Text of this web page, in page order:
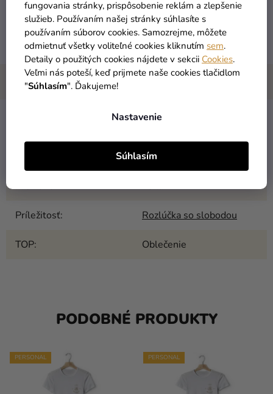
fungovania stránky, prispôsobenie reklám a zlepšenie
služieb. Používaním našej stránky súhlasíte s
používaním súborov cookies. Samozrejme, môžete
odmietnuť všetky voliteľné cookies kliknutím sem.
Detaily o použitých cookies nájdete v sekcii Cookies.
Veľmi nás poteší, keď prijmete naše cookies tlačidlom
"Súhlasím". Ďakujeme!
Nastavenie
SúhlasímZvoľte variant
Pre koho: Žena
Príležitosť: Rozlúčka so slobodou
TOP: Oblečenie
PODOBNÉ PRODUKTY
PERSONAL PERSONAL